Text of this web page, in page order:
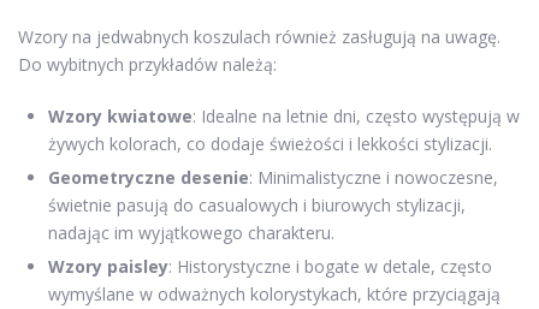
Wzory na jedwabnych koszulach również zasługują na uwagę.
Do wybitnych przykładów należą:
Wzory kwiatowe: Idealne na letnie dni, często występują w
żywych kolorach, co dodaje świeżości i lekkości stylizacji.
Geometryczne desenie: Minimalistyczne i nowoczesne,
świetnie pasują do casualowych i biurowych stylizacji,
nadając im wyjątkowego charakteru.
Wzory paisley: Historystyczne i bogate w detale, często
wymyślane w odważnych kolorystykach, które przyciągają